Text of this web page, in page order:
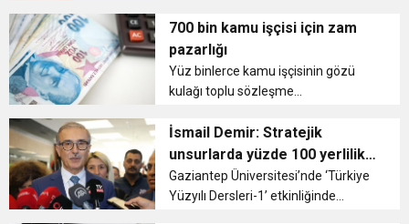
buluşturdu
11:36 Hareketsiz yaşam diyabete neden oluyor
11:32 Dr. Öcük, karın germe estetiği ile ilgili bilgi verdi
10:45 Terör Örgütüne MİT’ten Darbe!
soruna dikkati çeken Dışişleri Bakanı
Mevlüt Çavuşoğlu, “Bunlardan ilki
Antalya’mızdak...
700 bin kamu işçisi için zam
pazarlığı
Yüz binlerce kamu işçisinin gözü
kulağı toplu sözleşme
700 bin işçinin 2023-2024 yılı maaş
zamları için taleplerini iletti. O
talepleri işveren sendikası
değerlendir...
İsmail Demir: Stratejik
unsurlarda yüzde 100 yerlilik
birinci hedefimiz
Gaziantep Üniversitesi’nde ‘Türkiye
Yüzyılı Dersleri-1’ etkinliğinde